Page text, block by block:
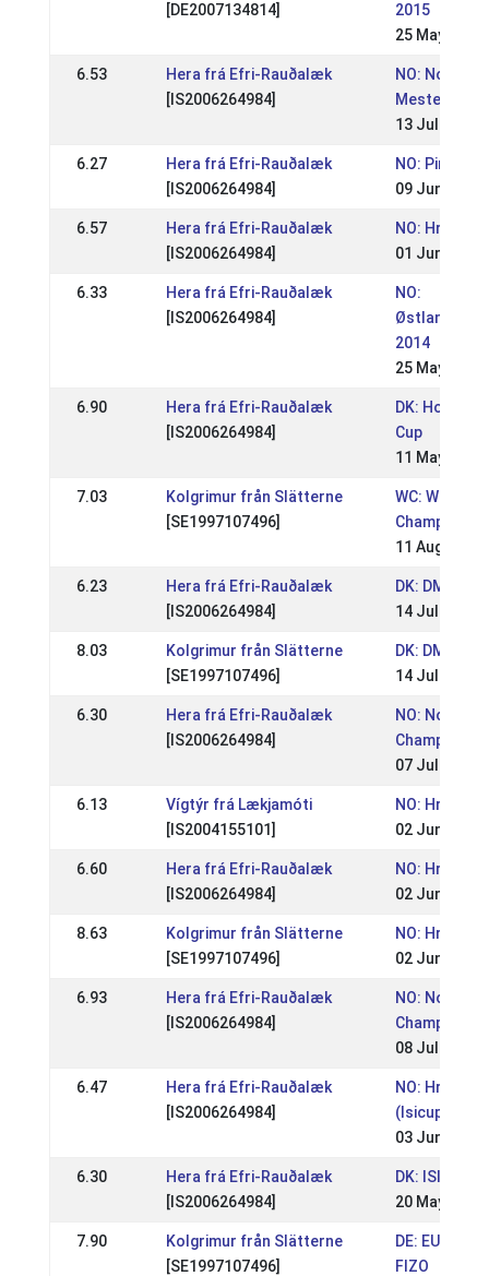
[DE2007134814]
2015
25 May 2015
6.53
Hera frá Efri-Rauðalæk
[IS2006264984]
NO: Norges
13 Jul 2014
6.27
Hera frá Efri-Rauðalæk
[IS2006264984]
NO:
09 Jun 2014
6.57
Hera frá Efri-Rauðalæk
[IS2006264984]
NO:
01 Jun 2014
6.33
Hera frá Efri-Rauðalæk
[IS2006264984]
NO:
2014
25 May 2014
6.90
Hera frá Efri-Rauðalæk
[IS2006264984]
DK:
Cup
11 May 2014
7.03
Kolgrimur från Slätterne
[SE1997107496]
WC: World
11 Aug 2013
6.23
Hera frá Efri-Rauðalæk
[IS2006264984]
DK: DM- RID
14 Jul 2013
8.03
Kolgrimur från Slätterne
[SE1997107496]
DK: DM- RID
14 Jul 2013
6.30
Hera frá Efri-Rauðalæk
[IS2006264984]
NO:
07 Jul 2013
6.13
Vígtýr frá Lækjamóti
[IS2004155101]
NO:
02 Jun 2013
6.60
Hera frá Efri-Rauðalæk
[IS2006264984]
NO:
02 Jun 2013
8.63
Kolgrimur från Slätterne
[SE1997107496]
NO:
02 Jun 2013
6.93
Hera frá Efri-Rauðalæk
[IS2006264984]
NO:
08 Jul 2012
6.47
Hera frá Efri-Rauðalæk
[IS2006264984]
NO:
(Isicup)
03 Jun 2012
6.30
Hera frá Efri-Rauðalæk
[IS2006264984]
DK: ISICUP
20 May 2012
7.90
Kolgrimur från Slätterne
[SE1997107496]
DE:
FIZO